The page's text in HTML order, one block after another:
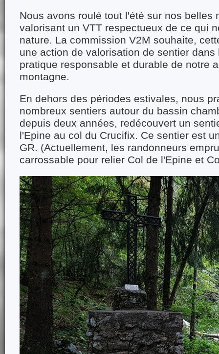
Nous avons roulé tout l'été sur nos belles
valorisant un VTT respectueux de ce qui
nature. La commission V2M souhaite,
une action de valorisation de sentier dans
pratique responsable et durable de notre
montagne.
En dehors des périodes estivales, nous
nombreux sentiers autour du bassin
depuis deux années, redécouvert un
l'Epine au col du Crucifix. Ce sentier est
GR. (Actuellement, les randonneurs
carrossable pour relier Col de l'Epine et